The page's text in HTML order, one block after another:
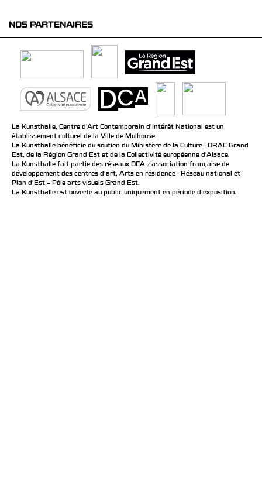
NOS PARTENAIRES
La Kunsthalle, Centre d’Art Contemporain d’Intérêt National est un
établissement culturel de la Ville de Mulhouse.
La Kunsthalle bénéficie du soutien du Ministère de la Culture - DRAC Grand
Est, de la Région Grand Est et de la Collectivité européenne d’Alsace.
La Kunsthalle fait partie des réseaux DCA / association française de
développement des centres d'art, Arts en résidence - Réseau national et
Plan d’Est – Pôle arts visuels Grand Est.
La Kunsthalle est ouverte au public uniquement en période d'exposition.